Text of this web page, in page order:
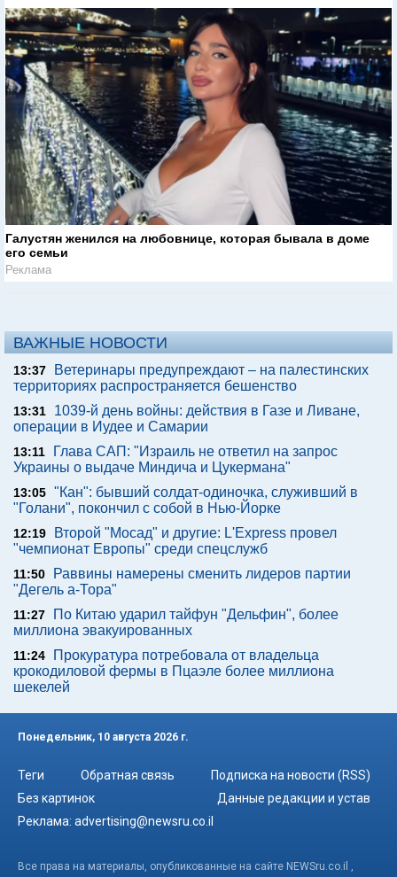
Галустян женился на любовнице, которая бывала в доме
его семьи
Реклама
ВАЖНЫЕ НОВОСТИ
13:37
Ветеринары предупреждают – на палестинских
территориях распространяется бешенство
13:31
1039-й день войны: действия в Газе и Ливане,
операции в Иудее и Самарии
13:11
Глава САП: "Израиль не ответил на запрос
Украины о выдаче Миндича и Цукермана"
13:05 "Кан": бывший солдат-одиночка, служивший в
"Голани", покончил с собой в Нью-Йорке
12:19
Второй "Мосад" и другие: L'Express провел
"чемпионат Европы" среди спецслужб
11:50
Раввины намерены сменить лидеров партии
"Дегель а-Тора"
11:27
По Китаю ударил тайфун "Дельфин", более
миллиона эвакуированных
11:24
Прокуратура потребовала от владельца
крокодиловой фермы в Пцаэле более миллиона
шекелей
Понедельник, 10 августа 2026 г.
Теги Обратная связь
Подписка на новости (RSS)
Без картинок
Данные редакции и устав
Реклама: advertising@newsru.co.il
Все права на материалы, опубликованные на сайте NEWSru.co.il ,